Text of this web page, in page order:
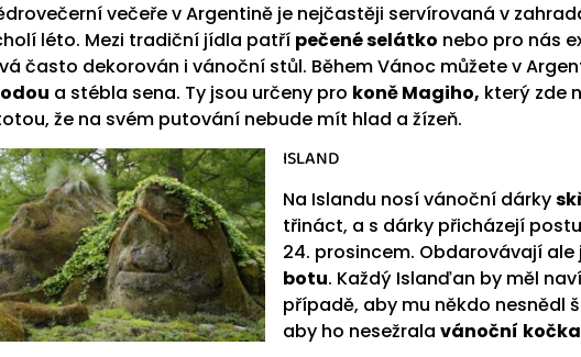
večeře v Argentině je nejčastěji servírovaná v
léto. Mezi tradiční jídla patří pečené selátko nebo pro nás
často dekorován i vánoční stůl. Během Vánoc můžete v
a stébla sena. Ty jsou určeny pro koně Magiho, který zde
že na svém putování nebude mít hlad a žízeň.
ISLAND
Na Islandu nosí vánoční dárky
třináct, a s dárky přicházejí
24. prosincem. Obdarovávají
botu. Každý Islanďan by měl
případě, aby mu někdo nesnědl
aby ho nesežrala vánoční kočka